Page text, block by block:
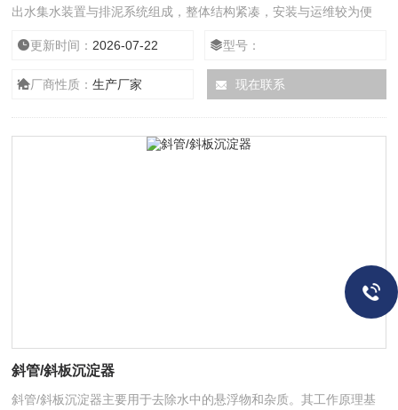
出水集水装置与排泥系统组成，整体结构紧凑，安装与运维较为便
更新时间： 2026-07-22 型号：
厂商性质：生产厂家 现在联系
斜管/斜板沉淀器
斜管/斜板沉淀器主要用于去除水中的悬浮物和杂质。其工作原理基